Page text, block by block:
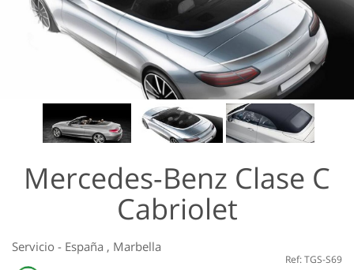
Mercedes-Benz Clase С
Cabriolet
Servicio - España , Marbella
Ref: TGS-S69